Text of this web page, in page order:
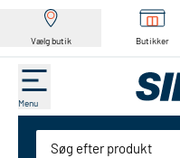
Vælg butik Butikker
Menu